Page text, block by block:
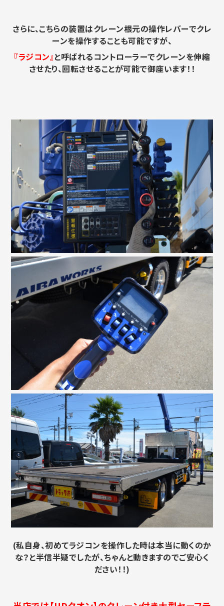
さらに、こちらの装置はクレーン根元の操作レバーでクレ
ーンを操作することも可能ですが、
『ラジコン』と呼ばれるコントローラーでクレーンを伸縮
させたり、回転させることが可能で御座います！！
(私自身、初めてラジコンを操作した時は本当に動くのか
な？と半信半疑でしたが、ちゃんと動きますのでご安心く
ださい！！)